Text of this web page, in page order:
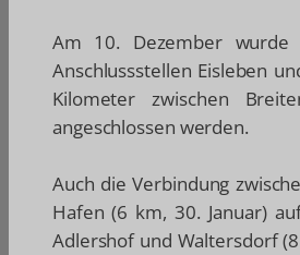
Am 10. Dezember
Anschlussstellen Eisleben
Kilometer zwischen
angeschlossen werden.
Auch die Verbindung
Hafen (6 km, 30. Januar)
Adlershof und Waltersdorf